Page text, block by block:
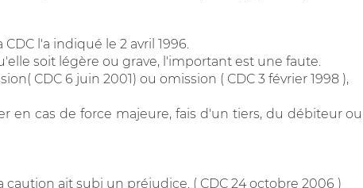
l'a indiqué le 2 avril 1996.
soit légère ou grave, l'important est une faute.
CDC 6 juin 2001) ou omission ( CDC 3 février 1998 ),
en cas de force majeure, fais d'un tiers, du débiteur ou
ait subi un préjudice. ( CDC 24 octobre 2006 )